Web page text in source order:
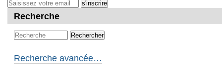
Aller
navigation
Recherche
Recherche avancée…